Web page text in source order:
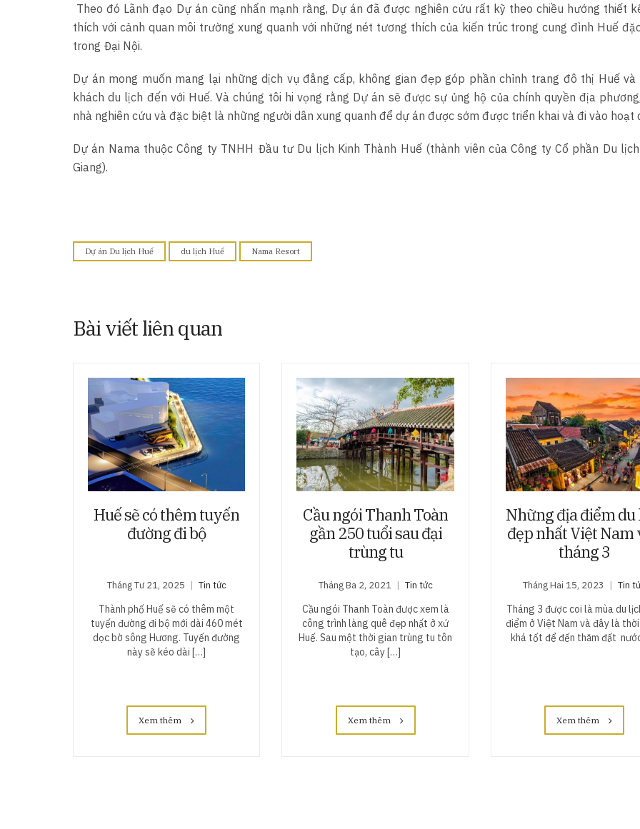
Theo đó Lãnh đạo Dự án cũng nhấn mạnh rằng, Dự án đã được nghiên cứu rất kỹ theo chiều hướng thiết
thích với cảnh quan môi trường xung quanh với những nét tương thích của kiến trúc trong cung đình Huế
trong Đại Nội.
Dự án mong muốn mang lại những dịch vụ đẳng cấp, không gian đẹp góp phần chỉnh trang đô thị Huế
khách du lịch đến với Huế. Và chúng tôi hi vọng rằng Dự án sẽ được sự ủng hộ của chính quyền địa
nhà nghiên cứu và đặc biệt là những người dân xung quanh để dự án được sớm được triển khai và đi vào hoạt
Dự án Nama thuộc Công ty TNHH Đầu tư Du lịch Kinh Thành Huế (thành viên của Công ty Cổ phần Du
Giang).
Dự án Du lịch Huế du lịch Huế Nama Resort
Bài viết liên quan
Huế sẽ có thêm tuyến
đường đi bộ
Tháng Tư 21, 2025 Tin tức
Thành phố Huế sẽ có thêm một
tuyến đường đi bộ mới dài 460 mét
dọc bờ sông Hương. Tuyến đường
này sẽ kéo dài […]
Xem thêm
Cầu ngói Thanh Toàn
gần 250 tuổi sau đại
trùng tu
Tháng Ba 2, 2021 Tin tức
Cầu ngói Thanh Toàn được xem là
công trình làng quê đẹp nhất ở xứ
Huế. Sau một thời gian trùng tu tôn
tạo, cây […]
Xem thêm
Những địa điểm du
đẹp nhất Việt Nam
tháng 3
Tháng Hai 15, 2023 Tin
Tháng 3 được coi là mùa du
điểm ở Việt Nam và đây là
khá tốt để đến thăm đất
Xem thêm